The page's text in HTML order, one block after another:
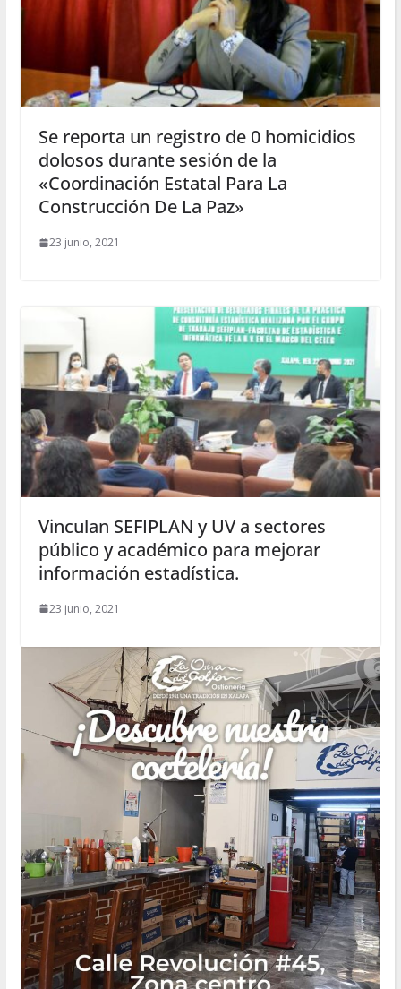
Se reporta un registro de 0 homicidios
dolosos durante sesión de la
«Coordinación Estatal Para La
Construcción De La Paz»
23 junio, 2021
Vinculan SEFIPLAN y UV a sectores
público y académico para mejorar
información estadística.
23 junio, 2021